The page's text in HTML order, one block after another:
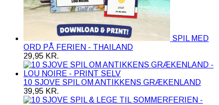
SPIL MED
ORD PÅ FERIEN - THAILAND
29,95 KR.
10 SJOVE SPIL OM ANTIKKENS GRÆKENLAND
39,95 KR.